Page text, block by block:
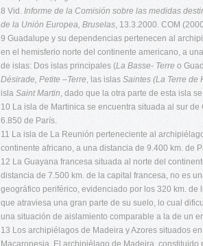
8 Vid. Informe de la Comisión sobre las medidas
de la Unión Europea, Bruselas, 13.3.2000. COM
9 Guadalupe y su dependencias pertenecen al
en el hemisferio norte del continente americano, a
de islas: Dos islas principales (La Basse- Terre o
Désirade, Petite –Terre, las islas Saintes (La Terre de
isla Saint Martin, dado que la otra parte de esta isla
10 La isla de Martinica se encuentra situada al sur
6.850 de París.
11 La isla de La Reunión perteneciente al
continente africano, a una distancia de 9.400 km. de
12 La Guayana francesa situada al norte del
distancia de 7.500 km. de la capital francesa, no es
geográfico periférico, evidenciado por los 320 km.
que atraviesa una gran parte de su suelo, lo cual
una situación de aislamiento comparable a la de un
13 Los archipiélagos de Madeira y Azores situados
Macaronesia. El archipiélago de Madeira,